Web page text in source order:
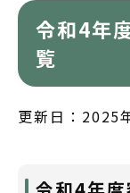
令和4年
覧
更新日：2025